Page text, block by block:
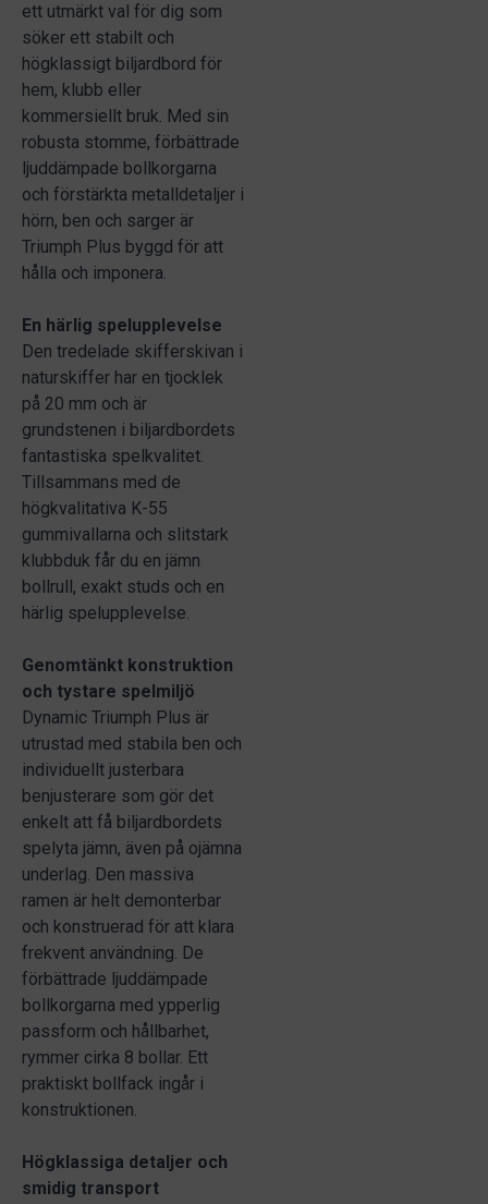
ett utmärkt val för dig som
söker ett stabilt och
högklassigt biljardbord för
hem, klubb eller
kommersiellt bruk. Med sin
robusta stomme, förbättrade
ljuddämpade bollkorgarna
och förstärkta metalldetaljer i
hörn, ben och sarger är
Triumph Plus byggd för att
hålla och imponera.
En härlig spelupplevelse
Den tredelade skifferskivan i
naturskiffer har en tjocklek
på 20 mm och är
grundstenen i biljardbordets
fantastiska spelkvalitet.
Tillsammans med de
högkvalitativa K-55
gummivallarna och slitstark
klubbduk får du en jämn
bollrull, exakt studs och en
härlig spelupplevelse.
Genomtänkt konstruktion
och tystare spelmiljö
Dynamic Triumph Plus är
utrustad med stabila ben och
individuellt justerbara
benjusterare som gör det
enkelt att få biljardbordets
spelyta jämn, även på ojämna
underlag. Den massiva
ramen är helt demonterbar
och konstruerad för att klara
frekvent användning. De
förbättrade ljuddämpade
bollkorgarna med ypperlig
passform och hållbarhet,
rymmer cirka 8 bollar. Ett
praktiskt bollfack ingår i
konstruktionen.
Högklassiga detaljer och
smidig transport